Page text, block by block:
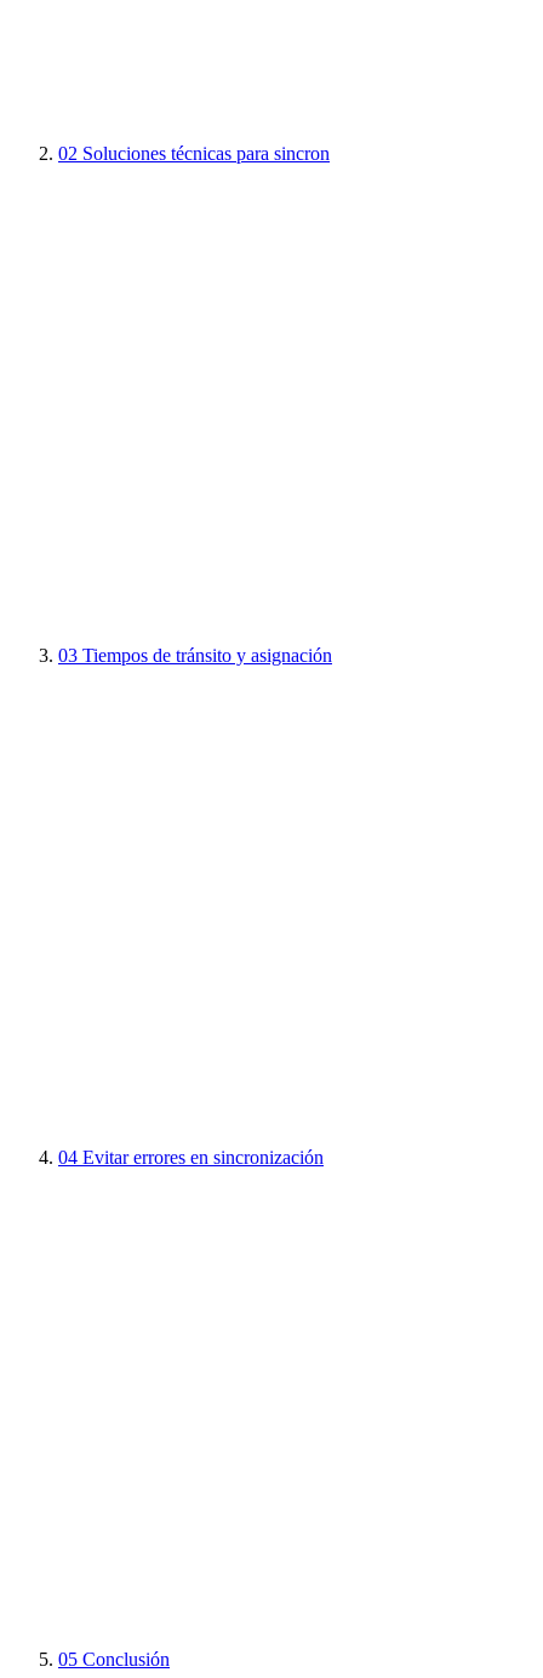
02 Soluciones técnicas para sincron
03 Tiempos de tránsito y asignación
04 Evitar errores en sincronización
05 Conclusión